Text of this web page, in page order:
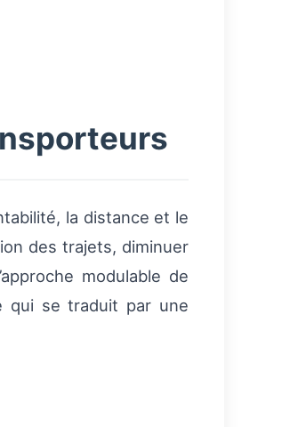
la distance et le
des trajets, diminuer
modulable de
qui se traduit par une